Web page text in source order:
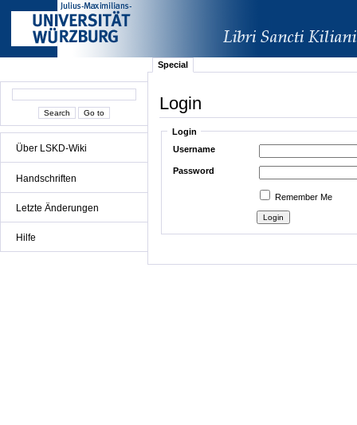
Über LSKD-Wiki
Handschriften
Letzte Änderungen
Hilfe
Special
Login
Login
Username
Password
Remember Me